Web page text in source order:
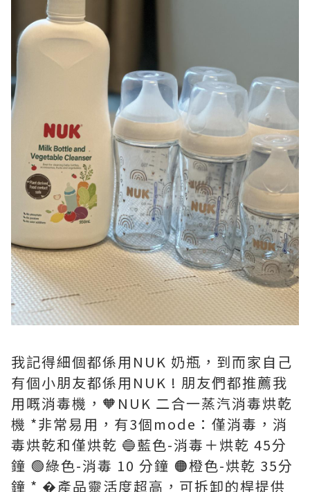
我記得細個都係用NUK 奶瓶，到而家自己
有個小朋友都係用NUK ! 朋友們都推薦我
用嘅消毒機，🧡NUK 二合一蒸汽消毒烘乾
機 *非常易用，有3個mode：僅消毒，消
毒烘乾和僅烘乾 🔵藍色-消毒＋烘乾 45分
鐘 🟢綠色-消毒 10 分鐘 🟠橙色-烘乾 35分
鐘 * �產品靈活度超高，可拆卸的桿提供